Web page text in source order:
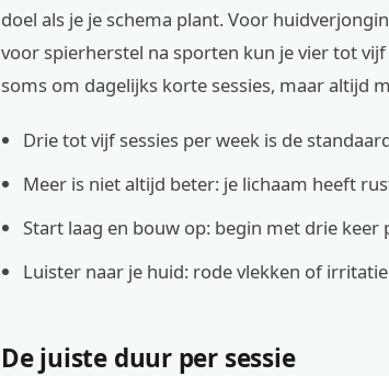
doel als je je schema plant. Voor
voor spierherstel na sporten kun je vier tot
soms om dagelijks korte sessies, maar altijd
Drie tot vijf sessies per week is de
Meer is niet altijd beter: je lichaam heeft
Start laag en bouw op: begin met drie keer
Luister naar je huid: rode vlekken of
De juiste duur per sessie